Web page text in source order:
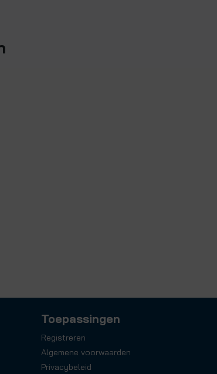
Toepassingen
Registreren
Algemene voorwaarden
Privacybeleid